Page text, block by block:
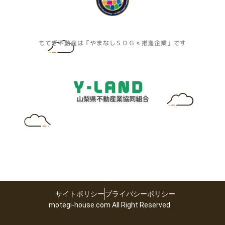
もてぎ不動産は「やまなしＳＤＧｓ推進企業」です
サイトポリシープライバシーポリシー
motegi-house.com All Right Reserved.